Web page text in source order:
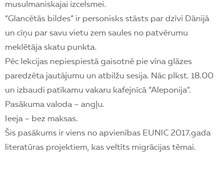
musulmaniskajai izcelsmei.
“Glancētās bildes” ir personisks stāsts par dzīvi Dānijā
un cīņu par savu vietu zem saules no patvērumu
meklētāja skatu punkta.
Pēc lekcijas nepiespiestā gaisotnē pie vīna glāzes
paredzēta jautājumu un atbilžu sesija. Nāc plkst. 18.00
un izbaudi patīkamu vakaru kafejnīcā “Aleponija”.
Pasākuma valoda – angļu.
Ieeja – bez maksas.
Šis pasākums ir viens no apvienības EUNIC 2017.gada
literatūras projektiem, kas veltīts migrācijas tēmai.